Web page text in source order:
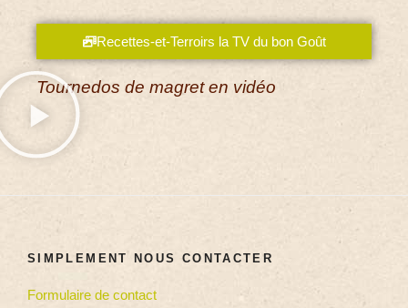
Recettes-et-Terroirs la TV du bon Goût
Tournedos de magret en vidéo
SIMPLEMENT NOUS CONTACTER
Formulaire de contact